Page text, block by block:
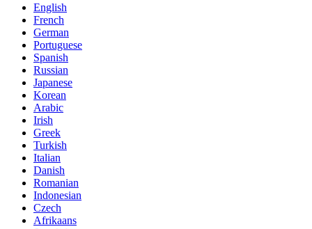
English
French
German
Portuguese
Spanish
Russian
Japanese
Korean
Arabic
Irish
Greek
Turkish
Italian
Danish
Romanian
Indonesian
Czech
Afrikaans